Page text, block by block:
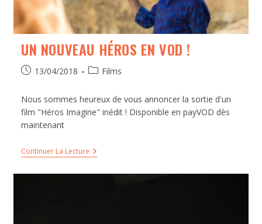
UN NOUVEAU HÉROS EN VOD !
13/04/2018 Films
Nous sommes heureux de vous annoncer la sortie d'un
film "Héros Imagine" inédit ! Disponible en payVOD dès
maintenant
Continuer La Lecture